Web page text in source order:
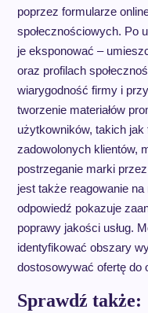
poprzez formularze
społecznościowych. Po
je eksponować –
oraz profilach
wiarygodność firmy i
tworzenie materiałów
użytkowników, takich
zadowolonych klientów,
postrzeganie marki
jest także reagowanie
odpowiedź pokazuje
poprawy jakości usług.
identyfikować obszary
dostosowywać ofertę do
Sprawdź także: